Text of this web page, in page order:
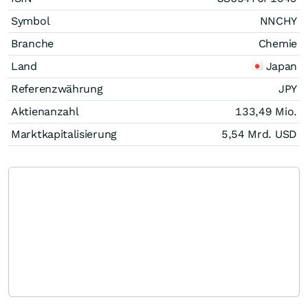
Symbol
NNCHY
Branche
Chemie
Land
Japan
Referenzwährung
JPY
Aktienanzahl
133,49 Mio.
Marktkapitalisierung
5,54 Mrd. USD